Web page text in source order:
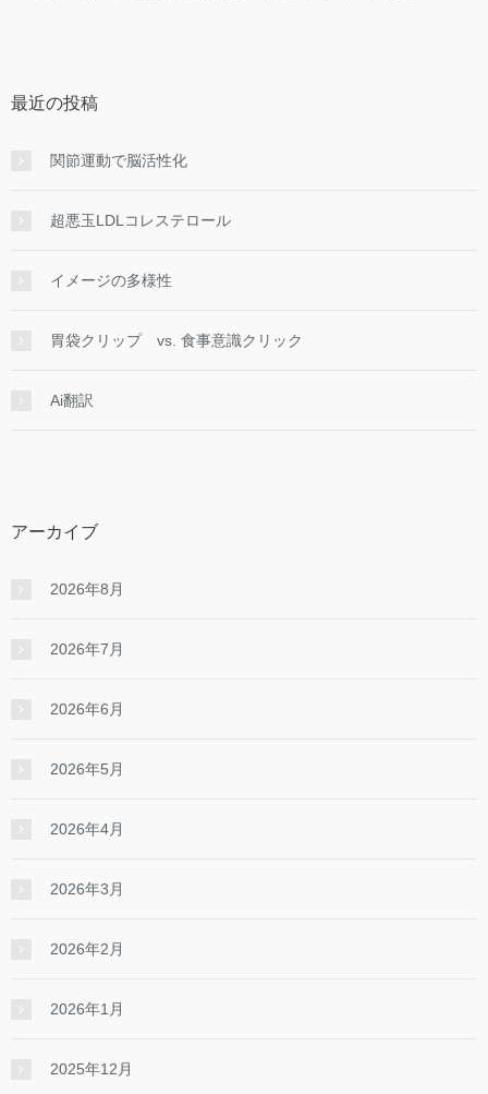
最近の投稿
関節運動で脳活性化
超悪玉LDLコレステロール
イメージの多様性
胃袋クリップ vs. 食事意識クリック
Ai翻訳
アーカイブ
2026年8月
2026年7月
2026年6月
2026年5月
2026年4月
2026年3月
2026年2月
2026年1月
2025年12月